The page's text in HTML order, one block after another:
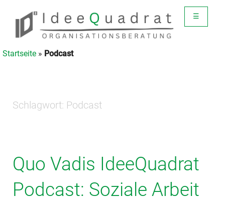
☰
Startseite » Podcast
Schlagwort: Podcast
Quo Vadis IdeeQuadrat
Podcast: Soziale Arbeit